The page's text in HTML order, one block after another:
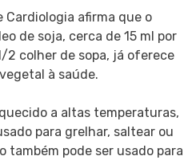
Cardiologia afirma que o
de soja, cerca de 15 ml por
2 colher de sopa, já oferece
à saúde.
a altas temperaturas,
para grelhar, saltear ou
também pode ser usado para